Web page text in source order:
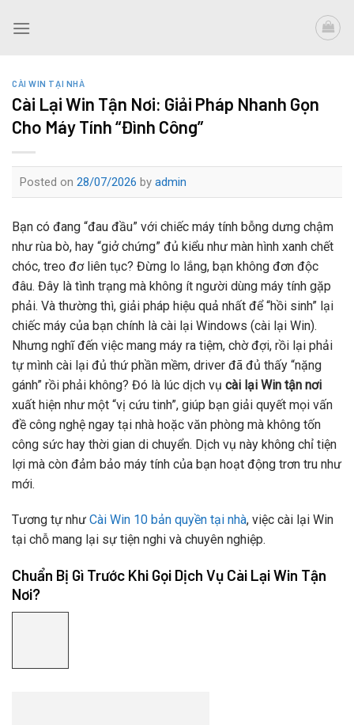
CÀI WIN TẠI NHÀ
Cài Lại Win Tận Nơi: Giải Pháp Nhanh Gọn
Cho Máy Tính “Đình Công”
Posted on 28/07/2026 by admin
Bạn có đang “đau đầu” với chiếc máy tính bỗng dưng chậm
như rùa bò, hay “giở chứng” đủ kiểu như màn hình xanh chết
chóc, treo đơ liên tục? Đừng lo lắng, bạn không đơn độc
đâu. Đây là tình trạng mà không ít người dùng máy tính gặp
phải. Và thường thì, giải pháp hiệu quả nhất để “hồi sinh” lại
chiếc máy của bạn chính là cài lại Windows (cài lại Win).
Nhưng nghĩ đến việc mang máy ra tiệm, chờ đợi, rồi lại phải
tự mình cài lại đủ thứ phần mềm, driver đã đủ thấy “nặng
gánh” rồi phải không? Đó là lúc dịch vụ cài lại Win tận nơi
xuất hiện như một “vị cứu tinh”, giúp bạn giải quyết mọi vấn
đề công nghệ ngay tại nhà hoặc văn phòng mà không tốn
công sức hay thời gian di chuyển. Dịch vụ này không chỉ tiện
lợi mà còn đảm bảo máy tính của bạn hoạt động trơn tru như
mới.
Tương tự như Cài Win 10 bản quyền tại nhà, việc cài lại Win
tại chỗ mang lại sự tiện nghi và chuyên nghiệp.
Chuẩn Bị Gì Trước Khi Gọi Dịch Vụ Cài Lại Win Tận
Nơi?